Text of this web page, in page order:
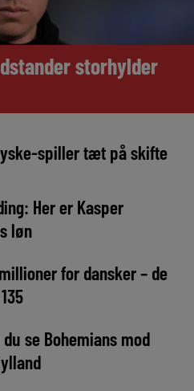
storhylder
spiller tæt på skifte
Her er Kasper
løn
for dansker – de
se Bohemians mod